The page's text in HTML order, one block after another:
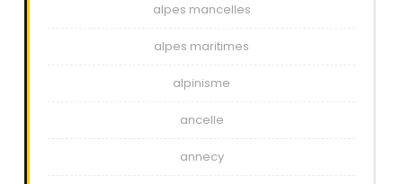
alpes mancelles
alpes maritimes
alpinisme
ancelle
annecy